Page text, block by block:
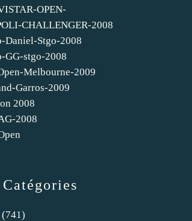
Catégories
(741)
OPEN-
CHALLENGER-2008
Daniel-Stgo-2008
GG-stgo-2008
Melbourne-2009
Garros-2009
2008
2008